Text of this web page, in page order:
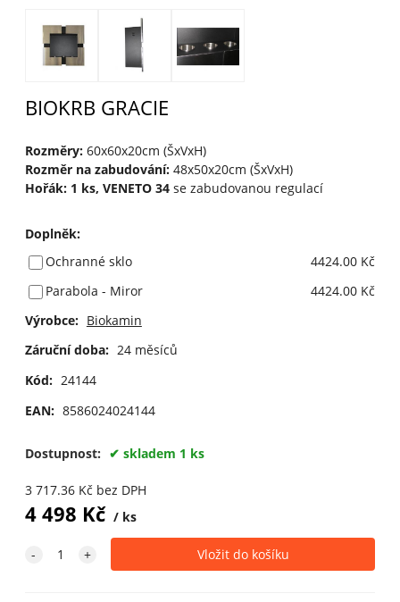
BIOKRB GRACIE
Rozměry:60x60x20cm (ŠxVxH)
Rozměr na zabudování:48x50x20cm (ŠxVxH)
Hořák: 1 ks, VENETO 34se zabudovanou regulací
Doplněk:
Ochranné sklo
4424.00 Kč
Parabola - Miror
4424.00 Kč
Výrobce: Biokamin
Záruční doba: 24 měsíců
Kód: 24144
EAN: 8586024024144
Dostupnost: skladem 1 ks
3 717.36Kč bez DPH
4 498 Kč ks